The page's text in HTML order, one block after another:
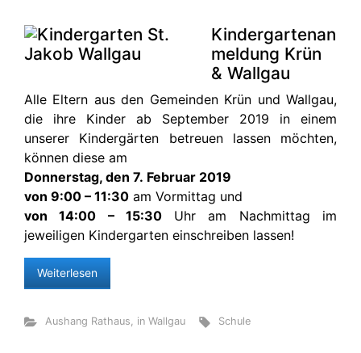
Kindergartenan
meldung Krün
& Wallgau
Alle Eltern aus den Gemeinden Krün und Wallgau,
die ihre Kinder ab September 2019 in einem
unserer Kindergärten betreuen lassen möchten,
können diese am
Donnerstag, den 7. Februar 2019
von 9:00 – 11:30 am Vormittag und
von 14:00 – 15:30Uhr am Nachmittag im
jeweiligen Kindergarten einschreiben lassen!
Weiterlesen
Aushang Rathaus, in Wallgau Schule